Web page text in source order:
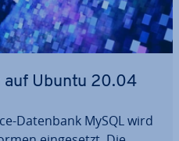
auf Ubuntu 20.04
Datenbank MySQL wird